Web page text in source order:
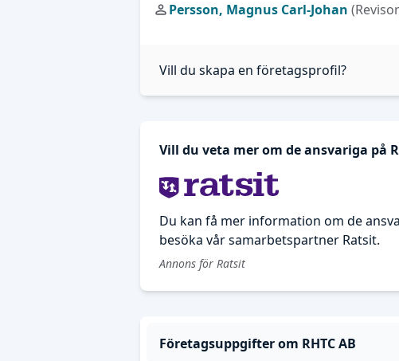
Persson, Magnus Carl-Johan
Vill du skapa en företagsprofil?
Vill du veta mer om de ansvariga på
Du kan få mer information om de
besöka vår samarbetspartner Ratsit.
Annons för Ratsit
Företagsuppgifter om RHTC AB